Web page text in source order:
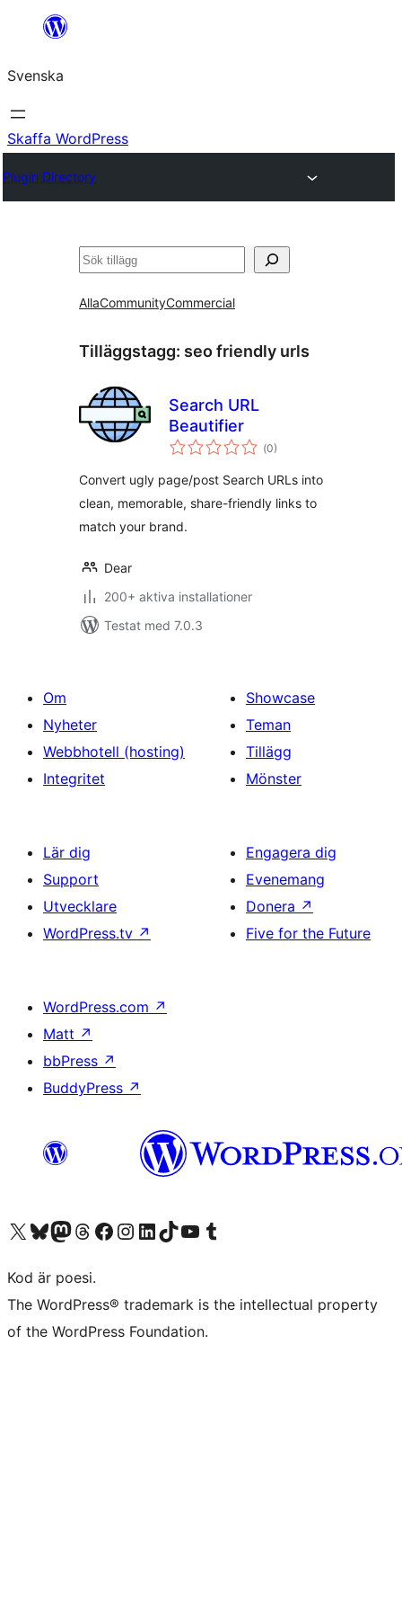
Hoppa
innehåll
Svenska
Skaffa WordPress
Plugin Directory
Sök
AllaCommunityCommercial
Tilläggstagg: seo friendly urls
Search URL
Beautifier
(Totalt
antal
0)
Convert ugly page/post Search URLs into
clean, memorable, share-friendly links to
match your brand.
Dear
200+ aktiva installationer
Testat med 7.0.3
Om
Nyheter
Webbhotell (hosting)
Integritet
Showcase
Teman
Tillägg
Mönster
Lär dig
Support
Utvecklare
WordPress.tv ↗
Engagera dig
Evenemang
Donera ↗
Five for the Future
WordPress.com ↗
Matt ↗
bbPress ↗
BuddyPress ↗
Besök vår X-konto (f.d. Twitter)
Besök vårt Bluesky-konto
Besök vårt Mastodon-konto
Besök vårt Thread-konto
Besök vår Facebook-sidaBesök vårt Instagram-konto
Besök vårt LinkedIn-konto
Besök vårt TikTok-konto
Besök vår YouTube-kanalBesök vårt Tumblr-konto
Kod är poesi.
The WordPress® trademark is the intellectual property
of the WordPress Foundation.